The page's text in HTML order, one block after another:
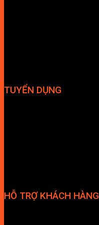
TUYỂN DỤNG
HỖ TRỢ KHÁCH HÀNG